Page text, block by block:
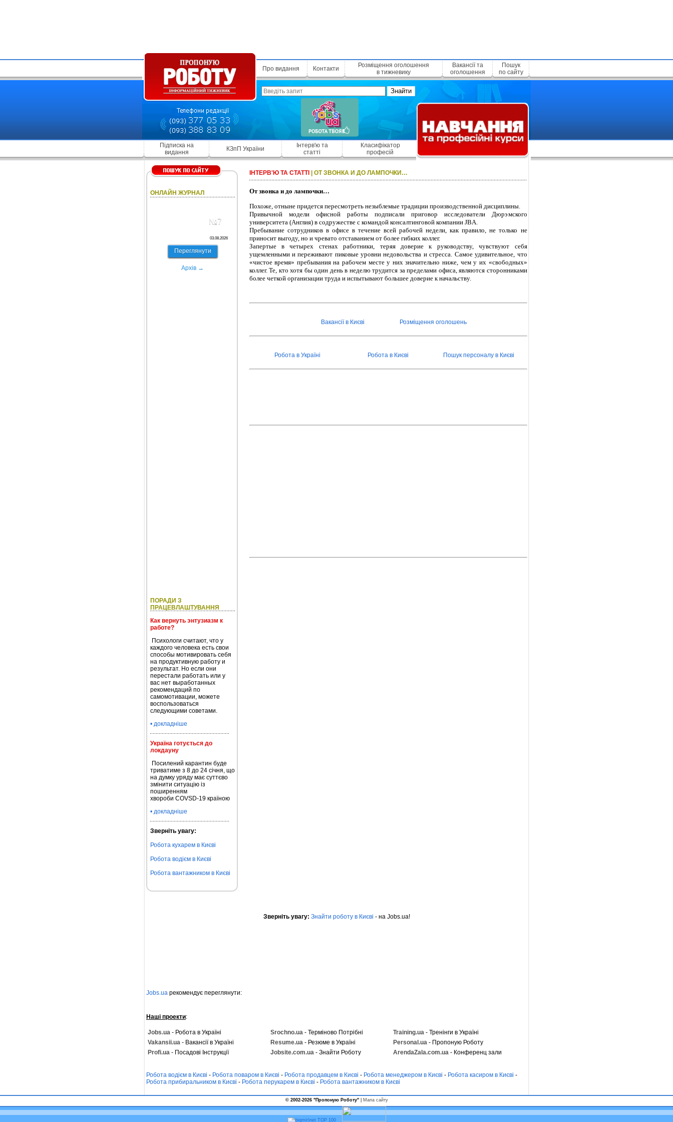
Знайти
Про видання Контакти
Розміщення оголошення
в тижневику
Вакансії та
оголошення
Пошук
по сайту
Підписка на
видання
КЗпП України
Інтерв'ю та
статті
Класифікатор
професій
ОНЛАЙН ЖУРНАЛ
№7
03.08.2026
Переглянути
Архів →
ПОРАДИ З
ПРАЦЕВЛАШТУВАННЯ
Как вернуть энтузиазм к
работе?
Психологи считают, что у
каждого человека есть свои
способы мотивировать себя
на продуктивную работу и
результат. Но если они
перестали работать или у
вас нет выработанных
рекомендаций по
самомотивации, можете
воспользоваться
следующими советами.
• докладніше
Україна готується до
локдауну
Посилений карантин буде
триватиме з 8 до 24 січня, що
на думку уряду має суттєво
змінити ситуацію із
поширенням
хвороби COVSD-19 країною
• докладніше
Зверніть увагу:
Робота кухарем в Києві
Робота водієм в Києві
Робота вантажником в Києві
ІНТЕРВ'Ю ТА СТАТТІ ОТ ЗВОНКА И ДО ЛАМПОЧКИ…
От звонка и до лампочки…
Похоже, отныне придется пересмотреть незыблемые традиции производственной дисциплины.
Привычной модели офисной работы подписали приговор исследователи Дюрэмского
университета (Англия) в содружестве с командой консалтинговой компании JBA.
Пребывание сотрудников в офисе в течение всей рабочей недели, как правило, не только не
приносит выгоду, но и чревато отставанием от более гибких коллег.
Запертые в четырех стенах работники, теряя доверие к руководству, чувствуют себя
ущемленными и переживают пиковые уровни недовольства и стресса. Самое удивительное, что
«чистое время» пребывания на рабочем месте у них значительно ниже, чем у их «свободных»
коллег. Те, кто хотя бы один день в неделю трудится за пределами офиса, являются сторонниками
более четкой организации труда и испытывают большее доверие к начальству.
Вакансії в Києві Розміщення оголошень
Робота в Україні Робота в Києві Пошук персоналу в Києві
Зверніть увагу: Знайти роботу в Києві - на Jobs.ua!
Jobs.ua рекомендує переглянути:
Наші проекти:
Jobs.ua - Робота в Україні Srochno.ua - Терміново Потрібні Training.ua - Тренінги в Україні
Vakansii.ua - Вакансії в Україні Resume.ua - Резюме в Україні Personal.ua - Пропоную Роботу
Profi.ua - Посадові Інструкції Jobsite.com.ua - Знайти Роботу ArendaZala.com.ua - Конференц зали
Робота водієм в Києві - Робота поваром в Києві - Робота продавцем в Києві - Робота менеджером в Києві - Робота касиром в Києві -
Робота прибиральником в Києві - Робота перукарем в Києві - Робота вантажником в Києві
© 2002-2026 "Пропоную Роботу" Мапа сайту